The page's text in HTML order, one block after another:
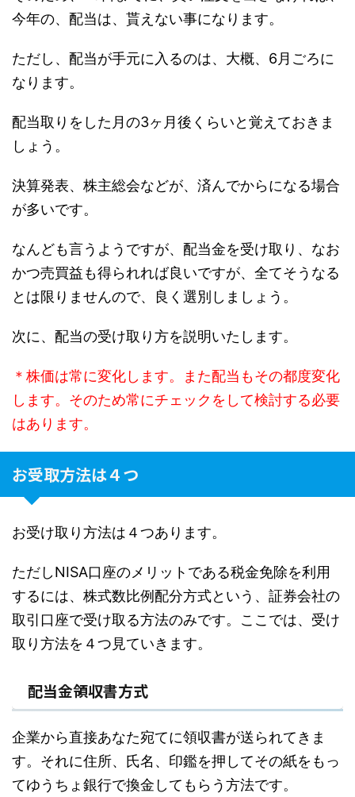
今年の、配当は、貰えない事になります。
ただし、配当が手元に入るのは、 大概、6月ごろに
なります。
配当取りをした月の3ヶ月後くらいと覚えておきま
しょう。
決算発表、株主総会などが、済んでからになる場合
が多いです。
なんども言うようですが、配当金を受け取り、なお
かつ売買益も得られれば良いですが、全てそうなる
とは限りませんので、良く選別しましょう。
次に、配当の受け取り方を説明いたします。
＊株価は常に変化します。また配当もその都度変化
します。そのため常にチェックをして検討する必要
はあります。
お受取方法は４つ
お受け取り方法は４つあります。
ただしNISA口座のメリットである税金免除を利用
するには、株式数比例配分方式という、証券会社の
取引口座で受け取る方法のみです。ここでは、受け
取り方法を４つ見ていきます。
配当金領収書方式
企業から直接あなた宛てに領収書が送られてきま
す。それに住所、氏名、印鑑を押してその紙をもっ
てゆうちょ銀行で換金してもらう方法です。